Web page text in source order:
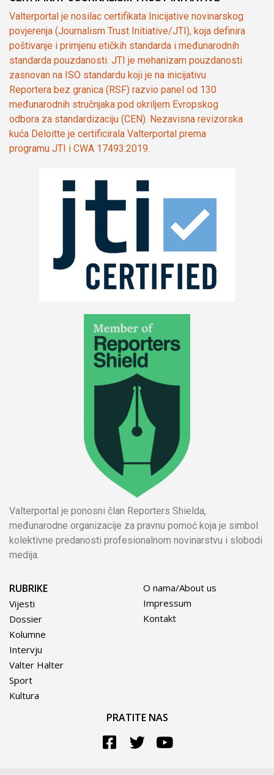
Valterportal je nosilac certifikata Inicijative novinarskog
povjerenja (Journalism Trust Initiative/JTI), koja definira
poštivanje i primjenu etičkih standarda i međunarodnih
standarda pouzdanosti. JTI je mehanizam pouzdanosti
zasnovan na ISO standardu koji je na inicijativu
Reportera bez granica (RSF) razvio panel od 130
međunarodnih stručnjaka pod okriljem Evropskog
odbora za standardizaciju (CEN). Nezavisna revizorska
kuća Deloitte je certificirala Valterportal prema
programu JTI i CWA 17493:2019.
Valterportal je ponosni član Reporters Shielda,
međunarodne organizacije za pravnu pomoć koja je simbol
kolektivne predanosti profesionalnom novinarstvu i slobodi
medija.
RUBRIKE
Vijesti
Dossier
Kolumne
Intervju
Valter Halter
Sport
Kultura
O nama/About us
Impressum
Kontakt
PRATITE NAS